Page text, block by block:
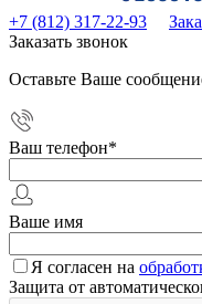
+7 (812) 317-22-93
Заказать звонок
Оставьте Ваше
Ваш телефон*
Ваше имя
Я согласен на
Защита от